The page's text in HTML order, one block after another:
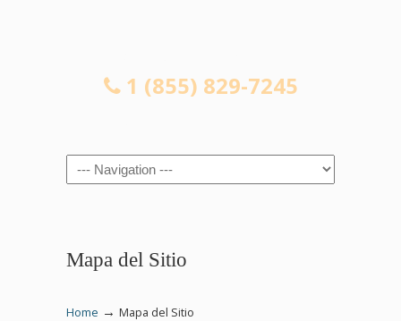
1 (855) 829-7245
Navigation
Mapa del Sitio
Home → Mapa del Sitio